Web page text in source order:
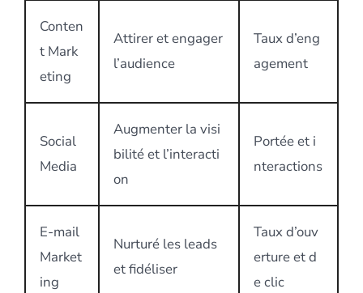
Conten
t Mark
eting
Attirer et engager
l’audience
Taux d’eng
agement
Social
Media
Augmenter la visi
bilité et l’interacti
on
Portée et i
nteractions
E-mail
Market
ing
Nurturé les leads
et fidéliser
Taux d’ouv
erture et d
e clic